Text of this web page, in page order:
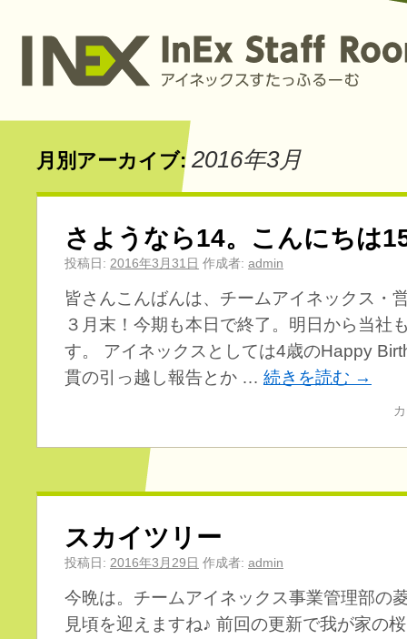
月別アーカイブ: 2016年3月
さようなら14。こんにちは
投稿日: 2016年3月31日 作成者: admin
皆さんこんばんは、チームアイネックス・
３月末！今期も本日で終了。明日から当社
す。 アイネックスとしては4歳のHappy
貫の引っ越し報告とか … 続きを読む →
スカイツリー
投稿日: 2016年3月29日 作成者: admin
今晩は。チームアイネックス事業管理部の
見頃を迎えますね♪ 前回の更新で我が家の